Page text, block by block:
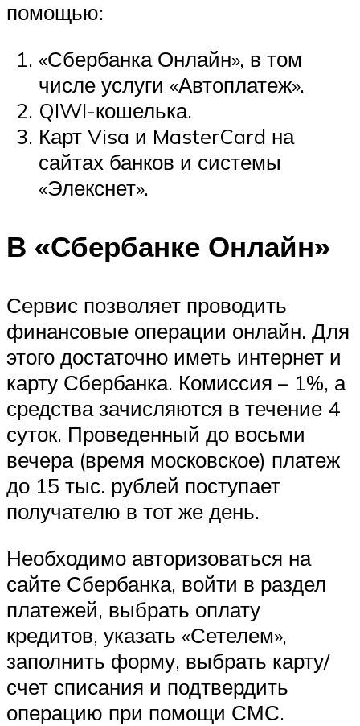
помощью:
«Сбербанка Онлайн», в том
числе услуги «Автоплатеж».
QIWI-кошелька.
Карт Visa и MasterCard на
сайтах банков и системы
«Элекснет».
В «Сбербанке Онлайн»
Сервис позволяет проводить
финансовые операции онлайн. Для
этого достаточно иметь интернет и
карту Сбербанка. Комиссия – 1%, а
средства зачисляются в течение 4
суток. Проведенный до восьми
вечера (время московское) платеж
до 15 тыс. рублей поступает
получателю в тот же день.
Необходимо авторизоваться на
сайте Сбербанка, войти в раздел
платежей, выбрать оплату
кредитов, указать «Сетелем»,
заполнить форму, выбрать карту/
счет списания и подтвердить
операцию при помощи СМС.